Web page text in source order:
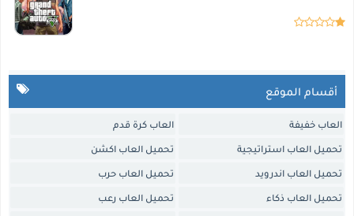
أقسام الموقع
العاب خفيفة العاب كرة قدم
تحميل العاب استراتيجية تحميل العاب اكشن
تحميل العاب اندرويد تحميل العاب حرب
تحميل العاب ذكاء تحميل العاب رعب